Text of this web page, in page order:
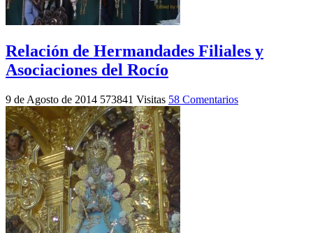
Relación de Hermandades Filiales y
Asociaciones del Rocío
9 de Agosto de 2014 573841 Visitas 58 Comentarios